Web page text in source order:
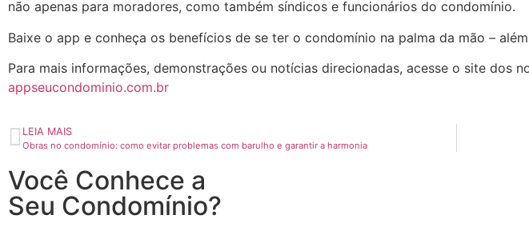
não apenas para moradores, como também síndicos e funcionários do condomínio.
Baixe o app e conheça os benefícios de se ter o condomínio na palma da mão –
Para mais informações, demonstrações ou notícias direcionadas, acesse o site dos
appseucondominio.com.br
LEIA MAIS
Obras no condomínio: como evitar problemas com barulho e garantir a harmonia
Você Conhece a
Seu Condomínio?